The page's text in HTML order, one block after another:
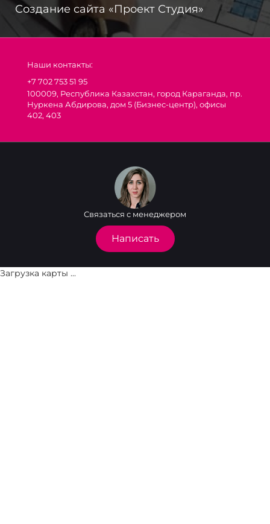
Создание сайта «Проект Студия»
Наши контакты:
+7 702 753 51 95
100009, Республика Казахстан, город Караганда, пр.
Нуркена Абдирова, дом 5 (Бизнес-центр), офисы
402, 403
Связаться с менеджером
Написать
Загрузка карты ...